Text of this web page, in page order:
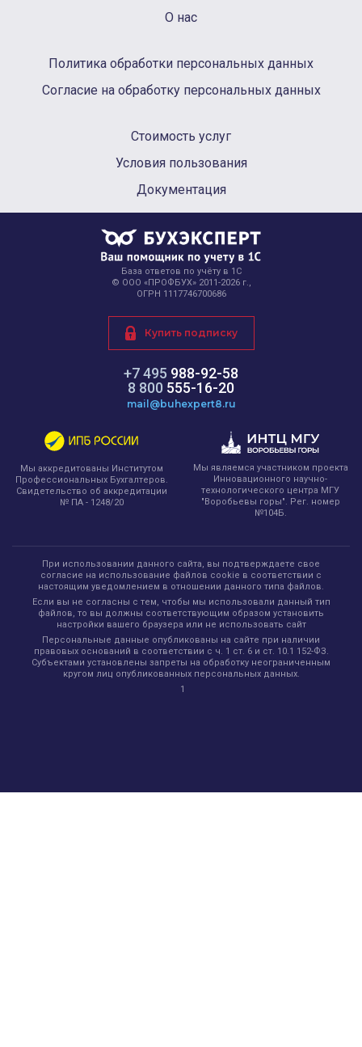
О нас
Политика обработки персональных данных
Согласие на обработку персональных данных
Стоимость услуг
Условия пользования
Документация
База ответов по учёту в 1С
© ООО «ПРОФБУХ» 2011-2026 г.,
ОГРН 1117746700686
+7 495 988-92-58
8 800 555-16-20
mail@buhexpert8.ru
Купить подписку
Мы аккредитованы Институтом
Профессиональных Бухгалтеров.
Свидетельство об аккредитации
№ ПА - 1248/20
Мы являемся участником проекта
Инновационного научно-
технологического центра МГУ
"Воробьевы горы". Рег. номер
№104Б.
При использовании данного сайта, вы подтверждаете свое
согласие на использование файлов cookie в соответствии с
настоящим уведомлением в отношении данного типа файлов.
Если вы не согласны с тем, чтобы мы использовали данный тип
файлов, то вы должны соответствующим образом установить
настройки вашего браузера или не использовать сайт
Персональные данные опубликованы на сайте при наличии
правовых оснований в соответствии с ч. 1 ст. 6 и ст. 10.1 152-ФЗ.
Субъектами установлены запреты на обработку неограниченным
кругом лиц опубликованных персональных данных.
1